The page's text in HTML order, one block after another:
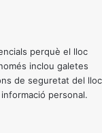
perquè el lloc
inclou galetes
de seguretat del lloc
personal.